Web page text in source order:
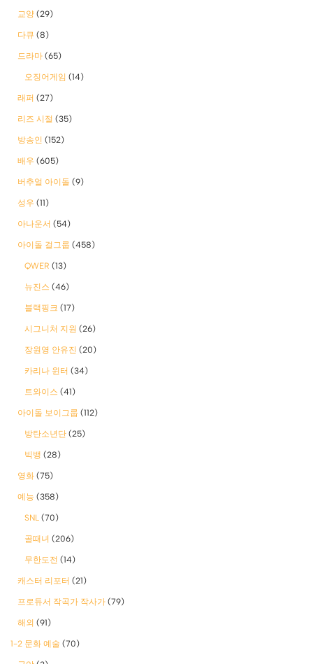
교양 (29)
다큐 (8)
드라마 (65)
오징어게임 (14)
래퍼 (27)
리즈 시절 (35)
방송인 (152)
배우 (605)
버추얼 아이돌 (9)
성우 (11)
아나운서 (54)
아이돌 걸그룹 (458)
QWER (13)
뉴진스 (46)
블랙핑크 (17)
시그니처 지원 (26)
장원영 안유진 (20)
카리나 윈터 (34)
트와이스 (41)
아이돌 보이그룹 (112)
방탄소년단 (25)
빅뱅 (28)
영화 (75)
예능 (358)
SNL (70)
골때녀 (206)
무한도전 (14)
캐스터 리포터 (21)
프로듀서 작곡가 작사가 (79)
해외 (91)
1-2 문화 예술 (70)